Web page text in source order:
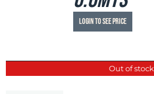
Login to see price
Out of stock